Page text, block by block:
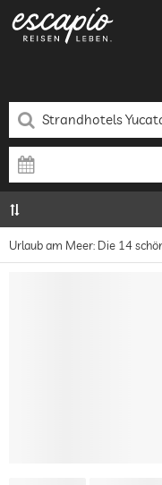
Urlaub am Meer: Die 14